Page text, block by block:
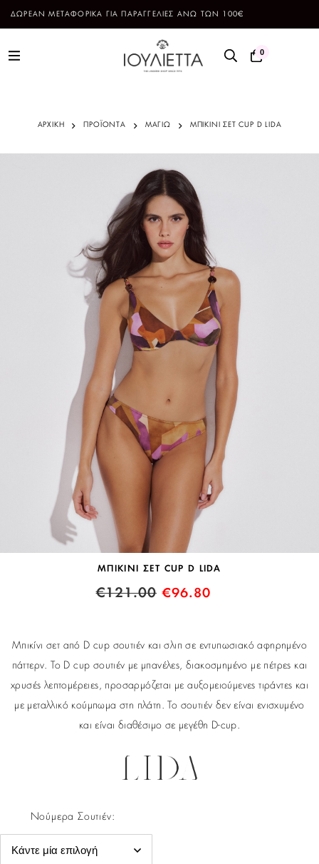
ΔΩΡΕΑΝ ΜΕΤΑΦΟΡΙΚΑ ΓΙΑ ΠΑΡΑΓΓΕΛΙΕΣ ΑΝΩ ΤΩΝ 100€
0
ΑΡΧΙΚΗ ΠΡΟΪΌΝΤΑ ΜΑΓΙΩ ΜΠΙΚΙΝΙ ΣΕΤ CUP D LIDA
ΜΠΙΚΙΝΙ ΣΕΤ CUP D LIDA
€121.00 €96.80
Μπικίνι σετ από D cup σουτιέν και σλιπ σε εντυπωσιακό αφηρημένο
πάττερν. Το D cup σουτιέν με μπανέλες, διακοσμημένο με πέτρες και
χρυσές λεπτομέρειες, προσαρμόζεται με αυξομειούμενες τιράντες και
με μεταλλικό κούμπωμα στη πλάτη. Το σουτιέν δεν είναι ενισχυμένο
και είναι διαθέσιμο σε μεγέθη D-cup.
Νούμερα Σουτιέν: